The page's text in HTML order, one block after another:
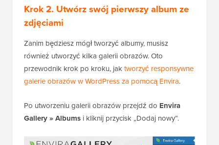
Krok 2. Utwórz swój pierwszy album ze
zdjęciami
Zanim będziesz mógł tworzyć albumy, musisz
również utworzyć kilka galerii obrazów. Oto
przewodnik krok po kroku, jaktworzyć responsywne
galerie obrazów w WordPress za pomocą Envira.
Po utworzeniu galerii obrazów przejdź do Envira
Gallery » Albums i kliknij przycisk „Dodaj nowy”.